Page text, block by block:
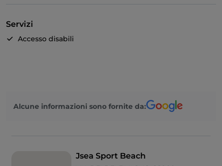
Servizi
Accesso disabili
Alcune informazioni sono fornite da:
Jsea Sport Beach